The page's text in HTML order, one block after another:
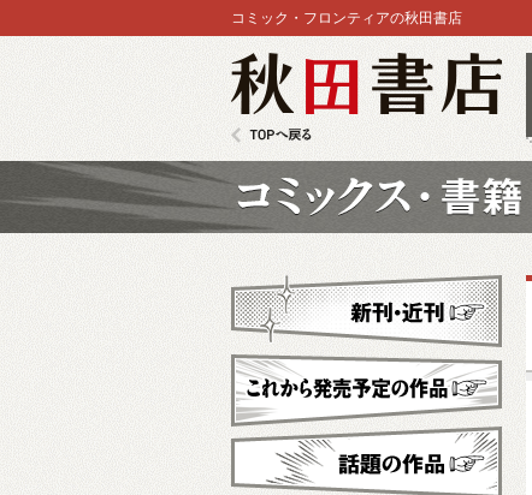
コミック・フロンティアの秋田書店
新刊・近刊
これから発売予定